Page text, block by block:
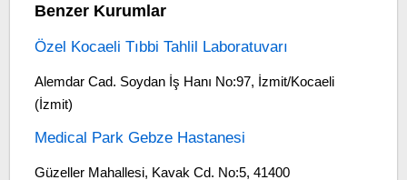
Benzer Kurumlar
Özel Kocaeli Tıbbi Tahlil Laboratuvarı
Alemdar Cad. Soydan İş Hanı No:97, İzmit/Kocaeli
(İzmit)
Medical Park Gebze Hastanesi
Güzeller Mahallesi, Kavak Cd. No:5, 41400